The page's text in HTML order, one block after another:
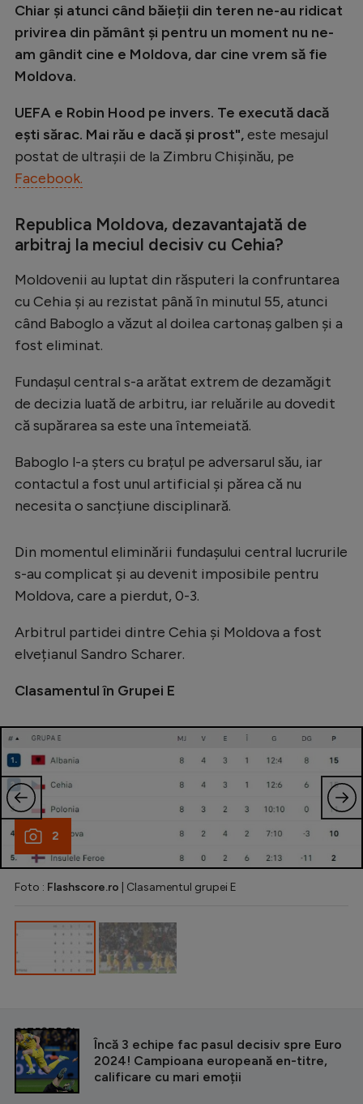
Chiar și atunci când băieții din teren ne-au ridicat
privirea din pământ și pentru un moment nu ne-
am gândit cine e Moldova, dar cine vrem să fie
Moldova.
UEFA e Robin Hood pe invers. Te execută dacă
ești sărac. Mai rău e dacă și prost",este mesajul
postat de ultrașii de la Zimbru Chișinău, pe
Facebook.
Republica Moldova, dezavantajată de
arbitraj la meciul decisiv cu Cehia?
Moldovenii au luptat din răsputeri la confruntarea
cu Cehia și au rezistat până în minutul 55, atunci
când Baboglo a văzut al doilea cartonaș galben și a
fost eliminat.
Fundașul central s-a arătat extrem de dezamăgit
de decizia luată de arbitru, iar reluările au dovedit
că supărarea sa este una întemeiată.
Baboglo l-a șters cu brațul pe adversarul său, iar
contactul a fost unul artificial și părea că nu
necesita o sancțiune disciplinară.
Din momentul eliminării fundașului central lucrurile
s-au complicat și au devenit imposibile pentru
Moldova, care a pierdut, 0-3.
Arbitrul partidei dintre Cehia și Moldova a fost
elvețianul Sandro Scharer.
Clasamentul în Grupei E
2
Foto : Flashscore.ro | Clasamentul grupei E
CITEȘTE ȘI
Încă 3 echipe fac pasul decisiv spre Euro
2024! Campioana europeană en-titre,
calificare cu mari emoții